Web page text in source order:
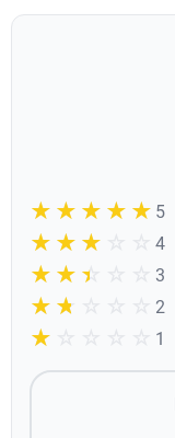
☆☆☆☆☆
★★★★★ 5
☆☆☆☆☆
★★★★ 4
☆☆☆☆☆
★★★ 3
☆☆☆☆☆
★★ 2
☆☆☆☆☆
★ 1